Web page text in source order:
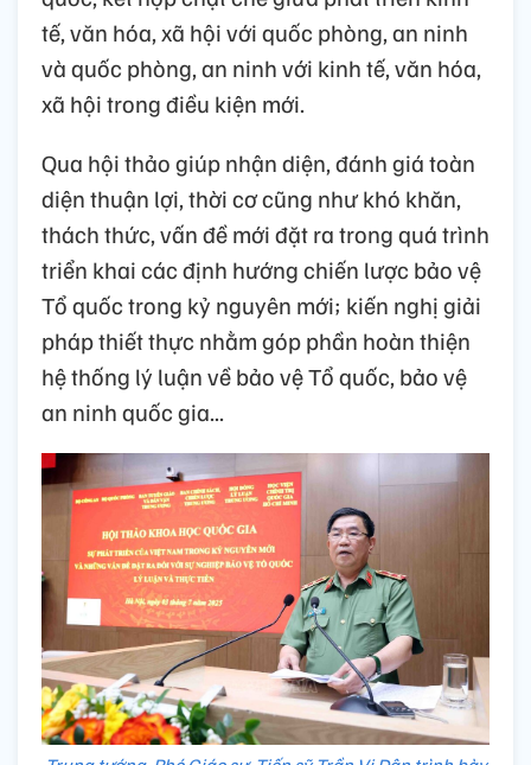
tế, văn hóa, xã hội với quốc phòng, an ninh
và quốc phòng, an ninh với kinh tế, văn hóa,
xã hội trong điều kiện mới.
Qua hội thảo giúp nhận diện, đánh giá toàn
diện thuận lợi, thời cơ cũng như khó khăn,
thách thức, vấn đề mới đặt ra trong quá trình
triển khai các định hướng chiến lược bảo vệ
Tổ quốc trong kỷ nguyên mới; kiến nghị giải
pháp thiết thực nhằm góp phần hoàn thiện
hệ thống lý luận về bảo vệ Tổ quốc, bảo vệ
an ninh quốc gia...